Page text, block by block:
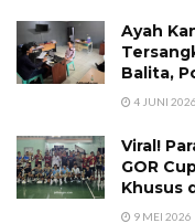
Ayah
Balita,
4 JUNI 2026
Viral!
GOR
Khusus
9 MEI 2026